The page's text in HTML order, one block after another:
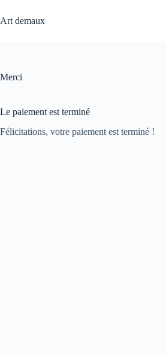
au
contenu
Art demaux
Merci
Le paiement est terminé
Félicitations, votre paiement est terminé !